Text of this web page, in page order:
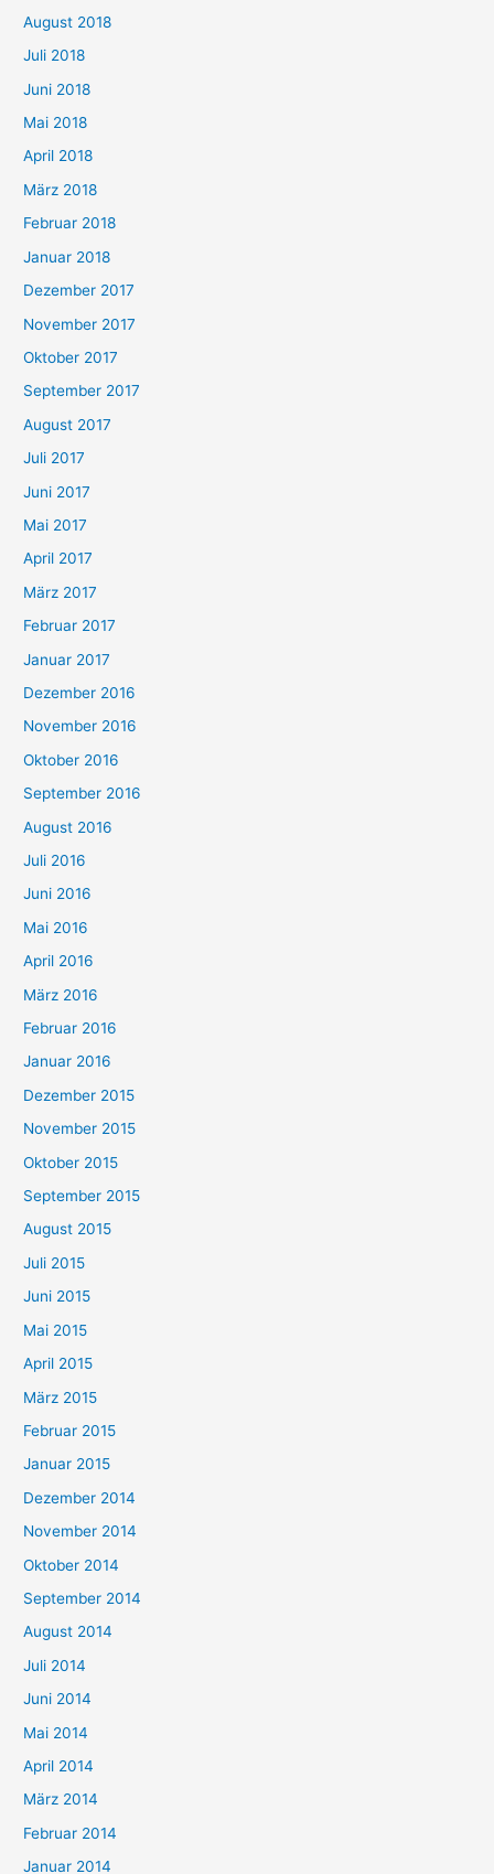
August 2018
Juli 2018
Juni 2018
Mai 2018
April 2018
März 2018
Februar 2018
Januar 2018
Dezember 2017
November 2017
Oktober 2017
September 2017
August 2017
Juli 2017
Juni 2017
Mai 2017
April 2017
März 2017
Februar 2017
Januar 2017
Dezember 2016
November 2016
Oktober 2016
September 2016
August 2016
Juli 2016
Juni 2016
Mai 2016
April 2016
März 2016
Februar 2016
Januar 2016
Dezember 2015
November 2015
Oktober 2015
September 2015
August 2015
Juli 2015
Juni 2015
Mai 2015
April 2015
März 2015
Februar 2015
Januar 2015
Dezember 2014
November 2014
Oktober 2014
September 2014
August 2014
Juli 2014
Juni 2014
Mai 2014
April 2014
März 2014
Februar 2014
Januar 2014